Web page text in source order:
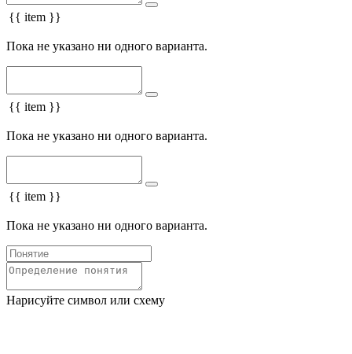
{{ item }}
Пока не указано ни одного варианта.
{{ item }}
Пока не указано ни одного варианта.
{{ item }}
Пока не указано ни одного варианта.
Нарисуйте символ или схему